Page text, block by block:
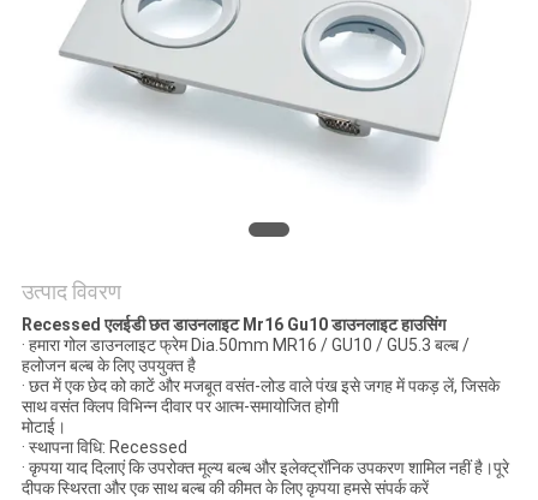
PRIVACY
POLICY
उत्पाद विवरण
Recessed एलईडी छत डाउनलाइट Mr16 Gu10 डाउनलाइट हाउसिंग
· हमारा गोल डाउनलाइट फ्रेम Dia.50mm MR16 / GU10 / GU5.3 बल्ब /
हलोजन बल्ब के लिए उपयुक्त है
· छत में एक छेद को काटें और मजबूत वसंत-लोड वाले पंख इसे जगह में पकड़ लें, जिसके
साथ वसंत क्लिप विभिन्न दीवार पर आत्म-समायोजित होगी
मोटाई।
· स्थापना विधि: Recessed
· कृपया याद दिलाएं कि उपरोक्त मूल्य बल्ब और इलेक्ट्रॉनिक उपकरण शामिल नहीं है।पूरे
दीपक स्थिरता और एक साथ बल्ब की कीमत के लिए कृपया हमसे संपर्क करें